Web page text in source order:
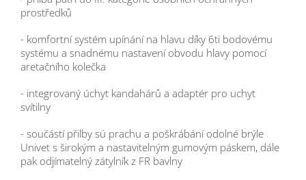
prostředků
- komfortní systém upínání na hlavu díky 6ti bodovému
systému a snadnému nastavení obvodu hlavy pomocí
aretačního kolečka
- integrovaný úchyt kandahárů a adaptér pro uchyt
svítilny
- součástí přilby sú prachu a poškrábání odolné brýle
Univet s širokým a nastavitelným gumovým páskem, dále
pak odjímatelný zátylník z FR bavlny